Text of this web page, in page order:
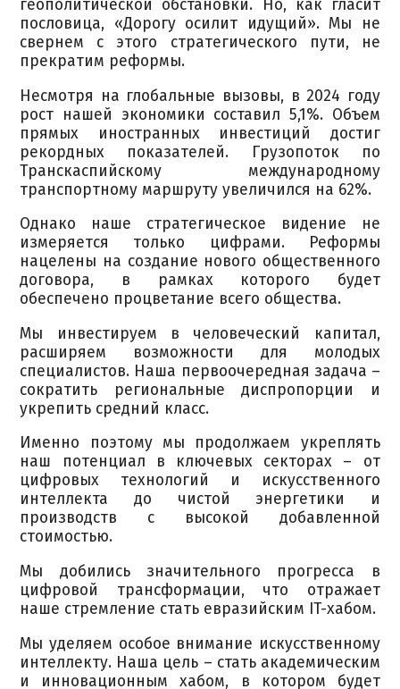
геополитической обстановки. Но, как гласит
пословица, «Дорогу осилит идущий». Мы не
свернем с этого стратегического пути, не
прекратим реформы.
Несмотря на глобальные вызовы, в 2024 году
рост нашей экономики составил 5,1%. Объем
прямых иностранных инвестиций достиг
рекордных показателей. Грузопоток по
Транскаспийскому международному
транспортному маршруту увеличился на 62%.
Однако наше стратегическое видение не
измеряется только цифрами. Реформы
нацелены на создание нового общественного
договора, в рамках которого будет
обеспечено процветание всего общества.
Мы инвестируем в человеческий капитал,
расширяем возможности для молодых
специалистов. Наша первоочередная задача –
сократить региональные диспропорции и
укрепить средний класс.
Именно поэтому мы продолжаем укреплять
наш потенциал в ключевых секторах – от
цифровых технологий и искусственного
интеллекта до чистой энергетики и
производств с высокой добавленной
стоимостью.
Мы добились значительного прогресса в
цифровой трансформации, что отражает
наше стремление стать евразийским IT-хабом.
Мы уделяем особое внимание искусственному
интеллекту. Наша цель – стать академическим
и инновационным хабом, в котором будет